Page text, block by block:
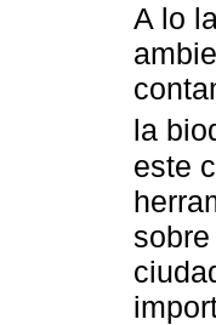
A lo
la
este